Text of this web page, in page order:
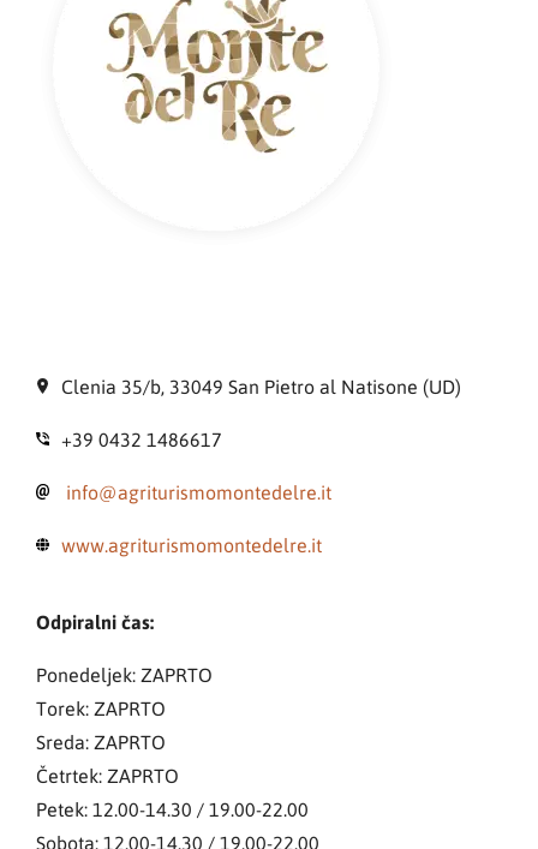
Clenia 35/b, 33049 San Pietro al Natisone (UD)
+39 0432 1486617
info@agriturismomontedelre.it
www.agriturismomontedelre.it
Odpiralni čas:
Ponedeljek: ZAPRTO
Torek: ZAPRTO
Sreda: ZAPRTO
Četrtek: ZAPRTO
Petek: 12.00-14.30 / 19.00-22.00
Sobota: 12.00-14.30 / 19.00-22.00